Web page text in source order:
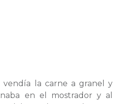
vendía la carne a granel y
en el mostrador y al